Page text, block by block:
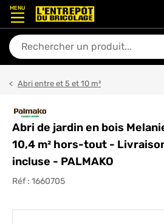
MENU
En quoi puis-je vous aider ?
Abri entre et 5 et 10 m²
Abri de jardin en bois
10,4 m² hors-tout -
incluse - PALMAKO
Réf : 1660705